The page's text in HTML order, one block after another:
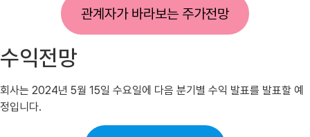
관계자가 바라보는 주가전망
수익전망
회사는 2024년 5월 15일 수요일에 다음 분기별 수익 발표를 발표할 예
정입니다.